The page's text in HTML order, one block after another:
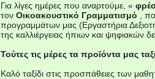
Για λίγες ημέρες που αναρτούμε, «
τονΟικοακουστικό Γραμματισμό ,
προγραμμάτων μας (Εργαστήρια
της καλλιέργειας ήπιων και ψηφιακών
Τούτες τις μέρες τα προϊόντα μας
Καλό ταξίδι στις προσπάθειες των